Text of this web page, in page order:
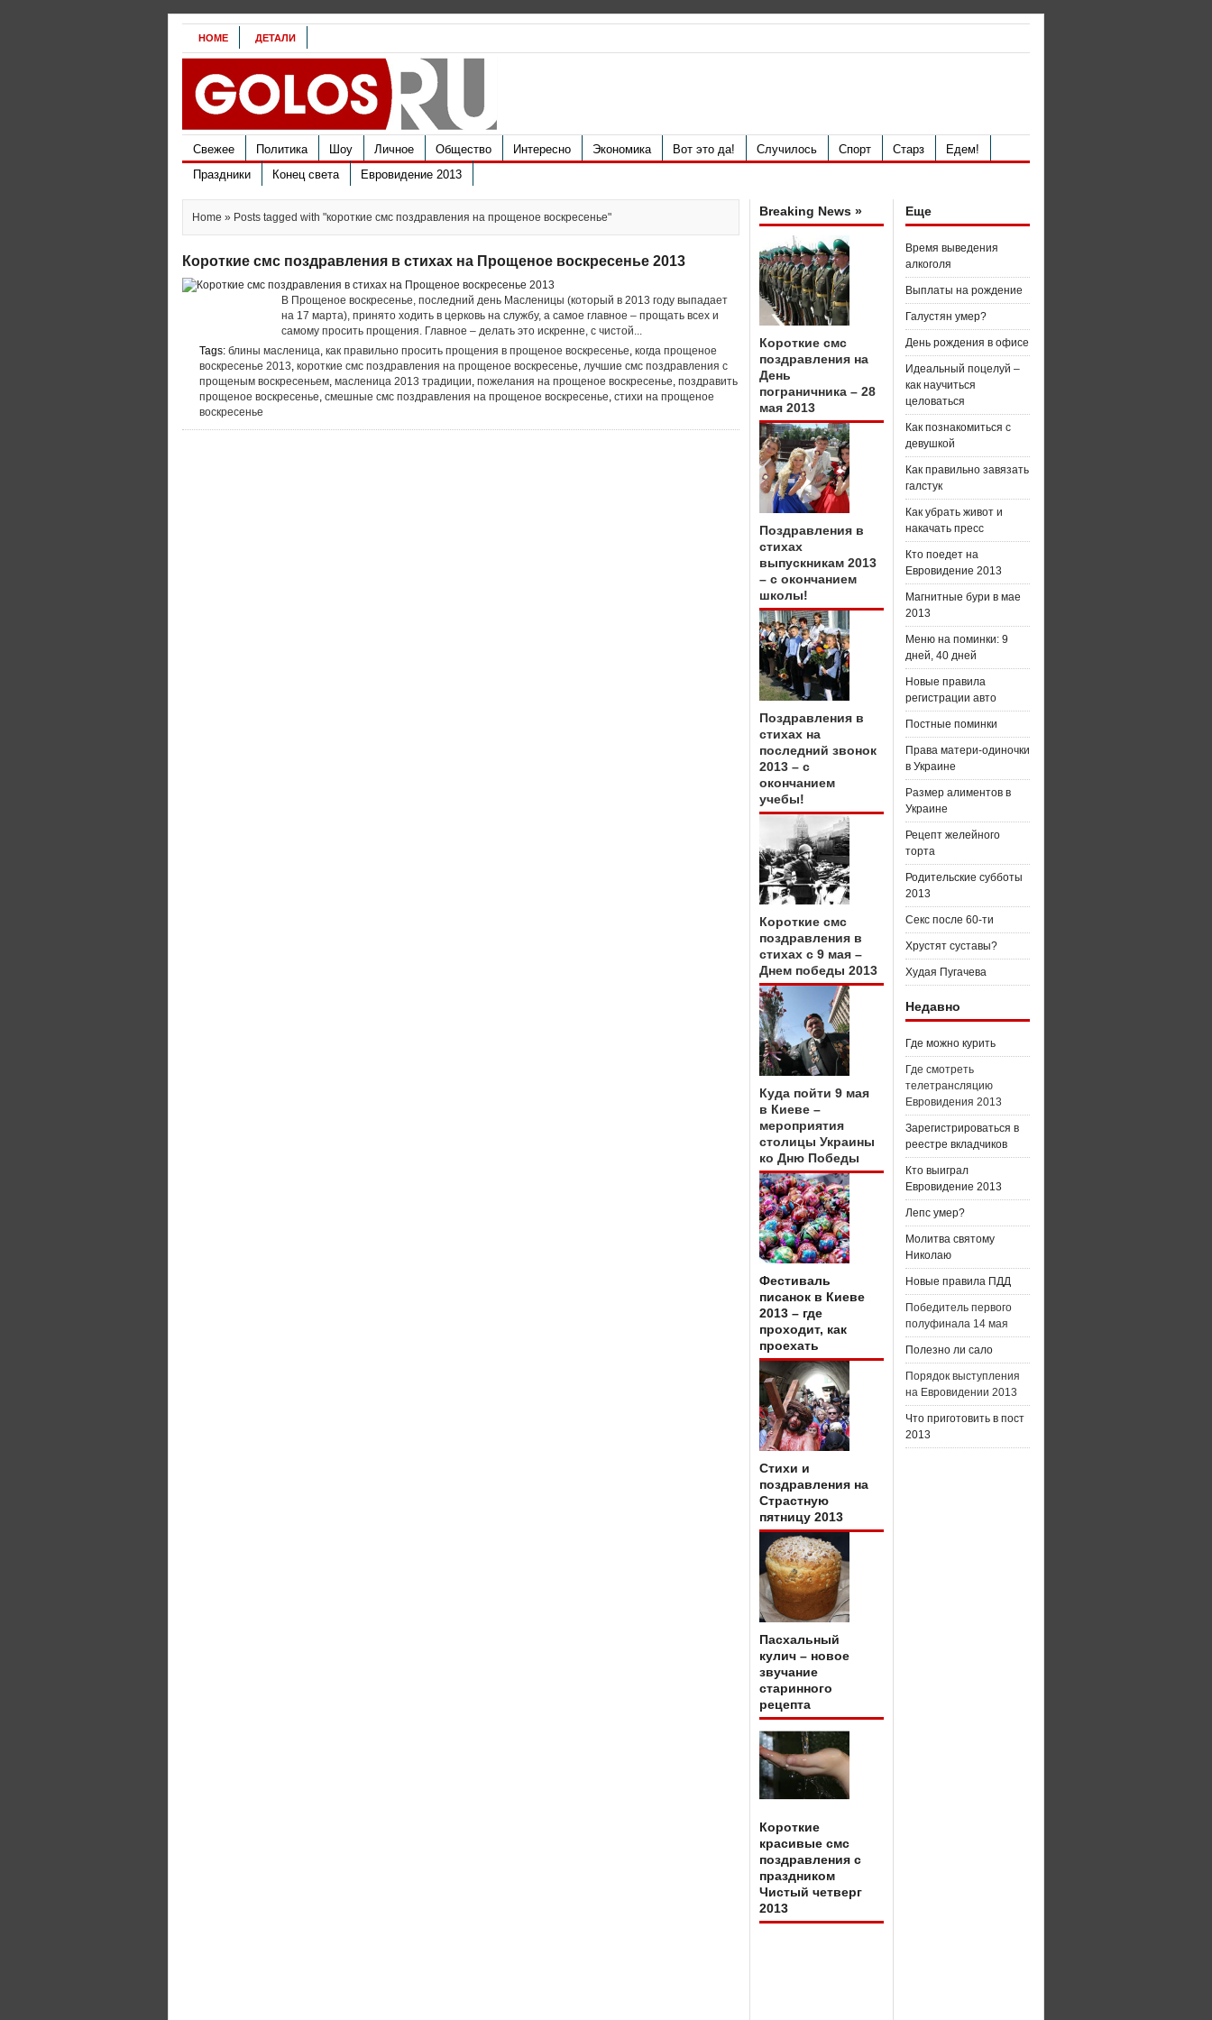
HOME ДЕТАЛИ
Свежее Политика Шоу Личное Общество Интересно Экономика Вот это да! Случилось Спорт Старз
Едем!
Праздники
Конец света Евровидение 2013
Home » Posts tagged with "короткие смс поздравления на прощеное воскресенье"
Короткие смс поздравления в стихах на Прощеное воскресенье 2013
В Прощеное воскресенье, последний день Масленицы (который в 2013 году выпадает
на 17 марта), принято ходить в церковь на службу, а самое главное – прощать всех и
самому просить прощения. Главное – делать это искренне, с чистой...
Tags: блины масленица, как правильно просить прощения в прощеное воскресенье, когда прощеное
воскресенье 2013, короткие смс поздравления на прощеное воскресенье, лучшие смс поздравления с
прощеным воскресеньем, масленица 2013 традиции, пожелания на прощеное воскресенье, поздравить
прощеное воскресенье, смешные смс поздравления на прощеное воскресенье, стихи на прощеное
воскресенье
Breaking News »
Короткие смс
поздравления на
День
пограничника – 28
мая 2013
Поздравления в
стихах
выпускникам 2013
– с окончанием
школы!
Поздравления в
стихах на
последний звонок
2013 – с
окончанием
учебы!
Короткие смс
поздравления в
стихах с 9 мая –
Днем победы 2013
Куда пойти 9 мая
в Киеве –
мероприятия
столицы Украины
ко Дню Победы
Фестиваль
писанок в Киеве
2013 – где
проходит, как
проехать
Стихи и
поздравления на
Страстную
пятницу 2013
Пасхальный
кулич – новое
звучание
старинного
рецепта
Короткие
красивые смс
поздравления с
праздником
Чистый четверг
2013
Еще
Время выведения
алкоголя
Выплаты на рождение
Галустян умер?
День рождения в офисе
Идеальный поцелуй –
как научиться
целоваться
Как познакомиться с
девушкой
Как правильно завязать
галстук
Как убрать живот и
накачать пресс
Кто поедет на
Евровидение 2013
Магнитные бури в мае
2013
Меню на поминки: 9
дней, 40 дней
Новые правила
регистрации авто
Постные поминки
Права матери-одиночки
в Украине
Размер алиментов в
Украине
Рецепт желейного
торта
Родительские субботы
2013
Секс после 60-ти
Хрустят суставы?
Худая Пугачева
Недавно
Где можно курить
Где смотреть
телетрансляцию
Евровидения 2013
Зарегистрироваться в
реестре вкладчиков
Кто выиграл
Евровидение 2013
Лепс умер?
Молитва святому
Николаю
Новые правила ПДД
Победитель первого
полуфинала 14 мая
Полезно ли сало
Порядок выступления
на Евровидении 2013
Что приготовить в пост
2013